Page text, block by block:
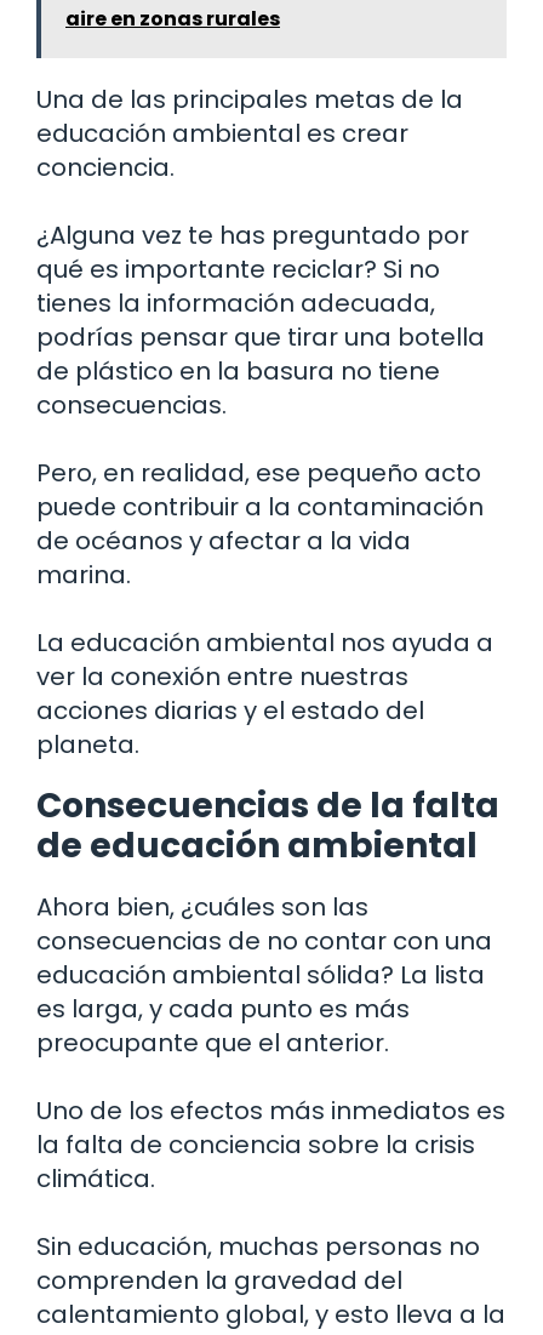
aire en zonas rurales
Una de las principales metas de la
educación ambiental es crear
conciencia.
¿Alguna vez te has preguntado por
qué es importante reciclar? Si no
tienes la información adecuada,
podrías pensar que tirar una botella
de plástico en la basura no tiene
consecuencias.
Pero, en realidad, ese pequeño acto
puede contribuir a la contaminación
de océanos y afectar a la vida
marina.
La educación ambiental nos ayuda a
ver la conexión entre nuestras
acciones diarias y el estado del
planeta.
Consecuencias de la falta
de educación ambiental
Ahora bien, ¿cuáles son las
consecuencias de no contar con una
educación ambiental sólida? La lista
es larga, y cada punto es más
preocupante que el anterior.
Uno de los efectos más inmediatos es
la falta de conciencia sobre la crisis
climática.
Sin educación, muchas personas no
comprenden la gravedad del
calentamiento global, y esto lleva a la